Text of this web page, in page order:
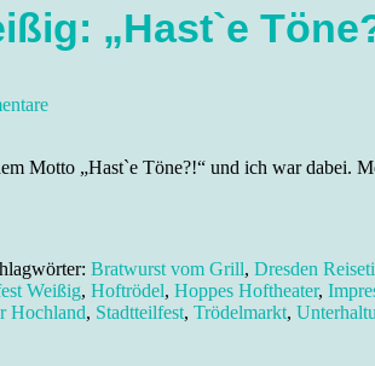
„Hast`e
Motto „Hast`e Töne?!“ und ich war dabei.
Bratwurst vom Grill, Dresden
Weißig, Hoftrödel, Hoppes Hoftheater,
Hochland, Stadtteilfest, Trödelmarkt,